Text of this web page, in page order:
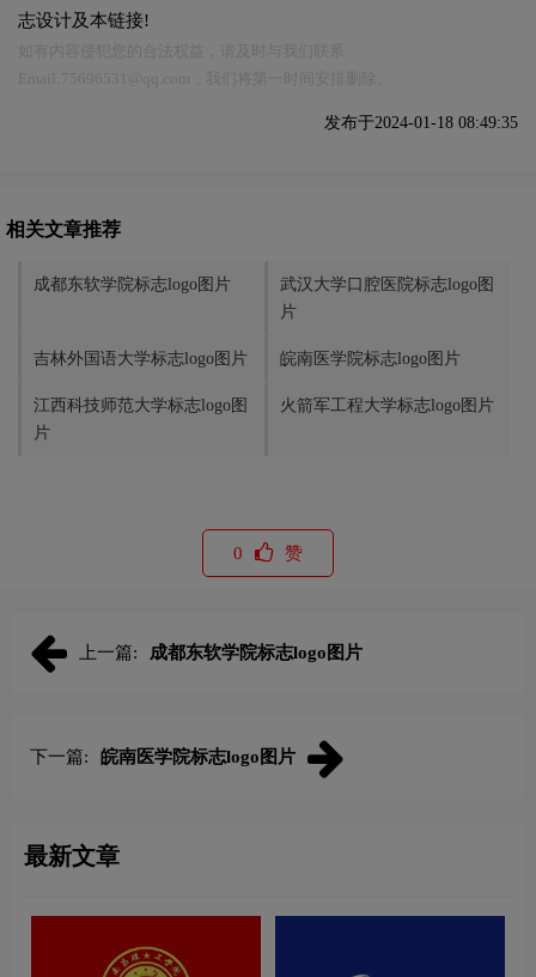
志设计及本链接!
发布于2024-01-18 08:49:35
相关文章推荐
成都东软学院标志logo图片
武汉大学口腔医院标志logo图
片
吉林外国语大学标志logo图片 皖南医学院标志logo图片
江西科技师范大学标志logo图
片
火箭军工程大学标志logo图片
0 赞
上一篇: 成都东软学院标志logo图片
下一篇: 皖南医学院标志logo图片
最新文章